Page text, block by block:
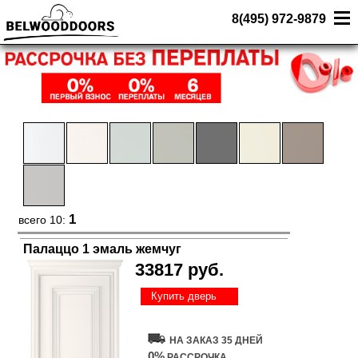
8(495) 972-9879
всего 10: 1
Палаццо 1 эмаль жемчуг
33817 руб.
Купить дверь
НА ЗАКАЗ 35 ДНЕЙ